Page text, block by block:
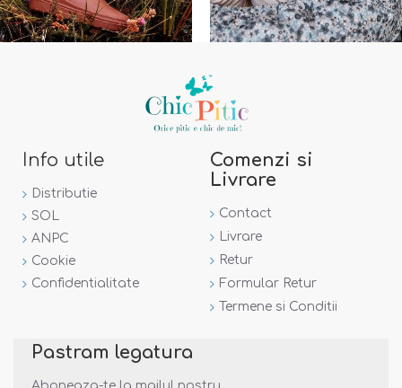
Info utile
Distributie
SOL
ANPC
Cookie
Confidentialitate
Comenzi si
Livrare
Contact
Livrare
Retur
Formular Retur
Termene si Conditii
Pastram legatura